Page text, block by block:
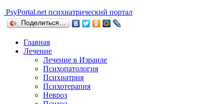
PsyPortal.net психиатрический портал
Поделиться…
Главная
Лечение
Лечение в Израиле
Психопатология
Психиатрия
Психотерапия
Невроз